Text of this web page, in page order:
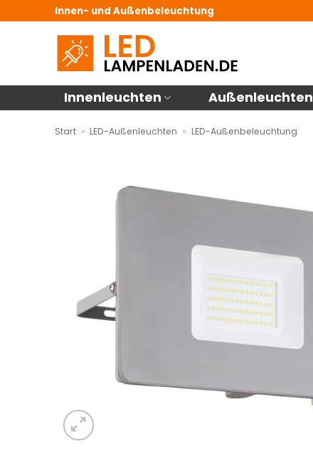
Innen- und Außenbeleuchtung
Innenleuchten Außenleuchten
Start » LED-Außenleuchten » LED-Außenbeleuchtung